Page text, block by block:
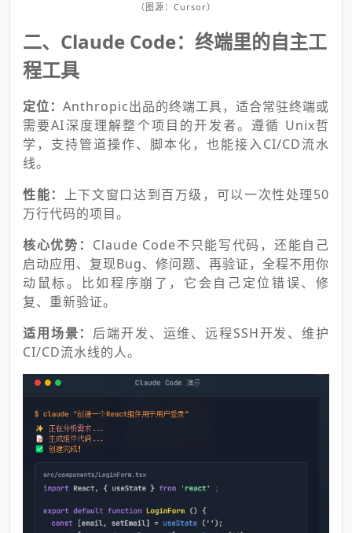
（图源：Cursor）
二、Claude Code：终端里的自主工
程工具
定位： Anthropic出品的终端工具，适合常驻终端或
需要AI深度理解整个项目的开发者。遵循 Unix哲
学，支持管道操作、脚本化，也能接入CI/CD流水
线。
性能： 上下文窗口达到百万级，可以一次性处理50
万行代码的项目。
核心优势： Claude Code不只能写代码，还能自己
启动应用、复现Bug、修问题、再验证，全程不用你
动鼠标。比如程序崩了，它会自己定位错误、修
复、重新验证。
适用场景：后端开发、运维、远程SSH开发、维护
CI/CD流水线的人。